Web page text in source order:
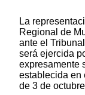
La
Regional de
ante el
será ejercida
expresamente
establecida en
de 3 de